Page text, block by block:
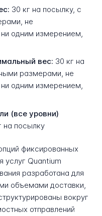
30 кг на посылку, с
не
одним измерением,
вес: 30 кг на
размерами, не
одним измерением,
(все уровни)
на посылку
фиксированных
услуг Quantium
разработана для
объемами доставки,
вокруг
отправлений